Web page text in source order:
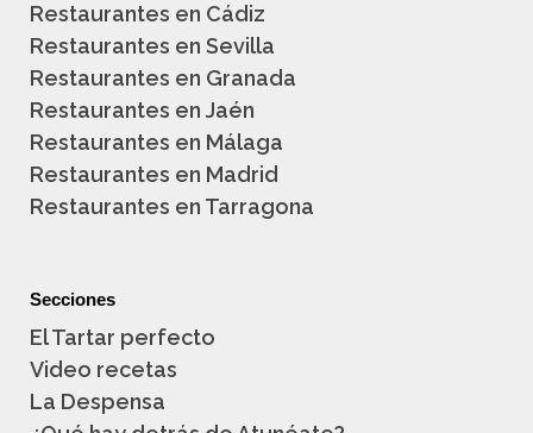
Restaurantes en Cádiz
Restaurantes en Sevilla
Restaurantes en Granada
Restaurantes en Jaén
Restaurantes en Málaga
Restaurantes en Madrid
Restaurantes en Tarragona
Secciones
El Tartar perfecto
Video recetas
La Despensa